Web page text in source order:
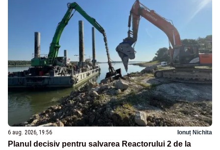
6 aug. 2026, 19:56 Ionuț Nichita
Planul decisiv pentru salvarea Reactorului 2 de la